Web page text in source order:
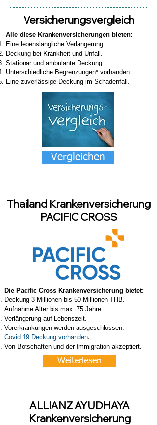
Versicherungsvergleich
Alle diese Krankenversicherungen bieten:
Eine lebenslängliche Verlängerung.
Deckung bei Krankheit und Unfall.
Stationär und ambulante Deckung.
Unterschiedliche Begrenzungen* vorhanden.
Eine zuverlässige Deckung im Schadenfall.
Vergleichen
Thailand Krankenversicherung
PACIFIC CROSS
Die Pacific Cross Krankenversicherung bietet:
Deckung 3 Millionen bis 50 Millionen THB.
Aufnahme Alter bis max. 75 Jahre.
Verlängerung auf Lebenszeit.
Vorerkrankungen werden ausgeschlossen.
Covid 19 Deckung vorhanden.
Von Botschaften und der Immigration akzeptiert.
Weiterlesen
ALLIANZ AYUDHAYA
Krankenversicherung